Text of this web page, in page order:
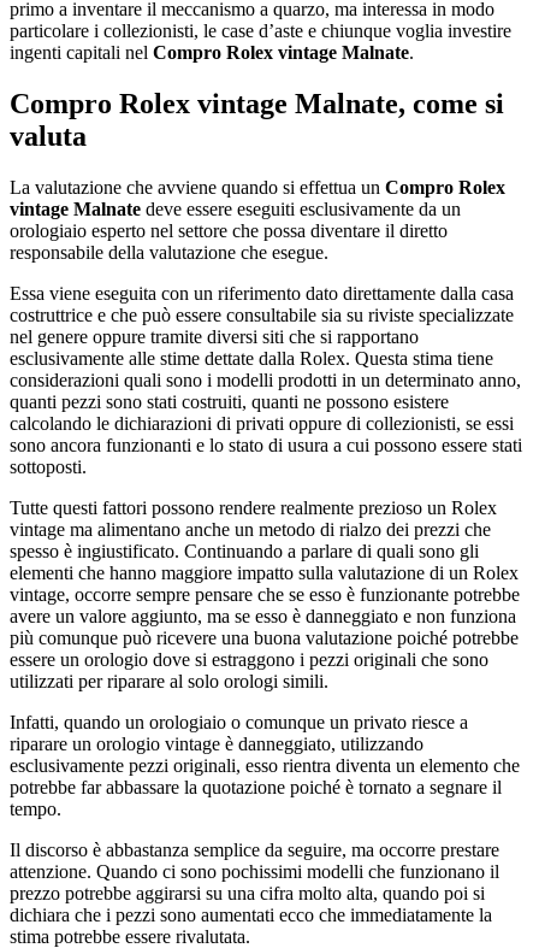
primo a inventare il meccanismo a quarzo, ma interessa in modo
particolare i collezionisti, le case d’aste e chiunque voglia investire
ingenti capitali nel Compro Rolex vintage Malnate.
Compro Rolex vintage Malnate, come si
valuta
La valutazione che avviene quando si effettua un Compro Rolex
vintage Malnate deve essere eseguiti esclusivamente da un
orologiaio esperto nel settore che possa diventare il diretto
responsabile della valutazione che esegue.
Essa viene eseguita con un riferimento dato direttamente dalla casa
costruttrice e che può essere consultabile sia su riviste specializzate
nel genere oppure tramite diversi siti che si rapportano
esclusivamente alle stime dettate dalla Rolex. Questa stima tiene
considerazioni quali sono i modelli prodotti in un determinato anno,
quanti pezzi sono stati costruiti, quanti ne possono esistere
calcolando le dichiarazioni di privati oppure di collezionisti, se essi
sono ancora funzionanti e lo stato di usura a cui possono essere stati
sottoposti.
Tutte questi fattori possono rendere realmente prezioso un Rolex
vintage ma alimentano anche un metodo di rialzo dei prezzi che
spesso è ingiustificato. Continuando a parlare di quali sono gli
elementi che hanno maggiore impatto sulla valutazione di un Rolex
vintage, occorre sempre pensare che se esso è funzionante potrebbe
avere un valore aggiunto, ma se esso è danneggiato e non funziona
più comunque può ricevere una buona valutazione poiché potrebbe
essere un orologio dove si estraggono i pezzi originali che sono
utilizzati per riparare al solo orologi simili.
Infatti, quando un orologiaio o comunque un privato riesce a
riparare un orologio vintage è danneggiato, utilizzando
esclusivamente pezzi originali, esso rientra diventa un elemento che
potrebbe far abbassare la quotazione poiché è tornato a segnare il
tempo.
Il discorso è abbastanza semplice da seguire, ma occorre prestare
attenzione. Quando ci sono pochissimi modelli che funzionano il
prezzo potrebbe aggirarsi su una cifra molto alta, quando poi si
dichiara che i pezzi sono aumentati ecco che immediatamente la
stima potrebbe essere rivalutata.